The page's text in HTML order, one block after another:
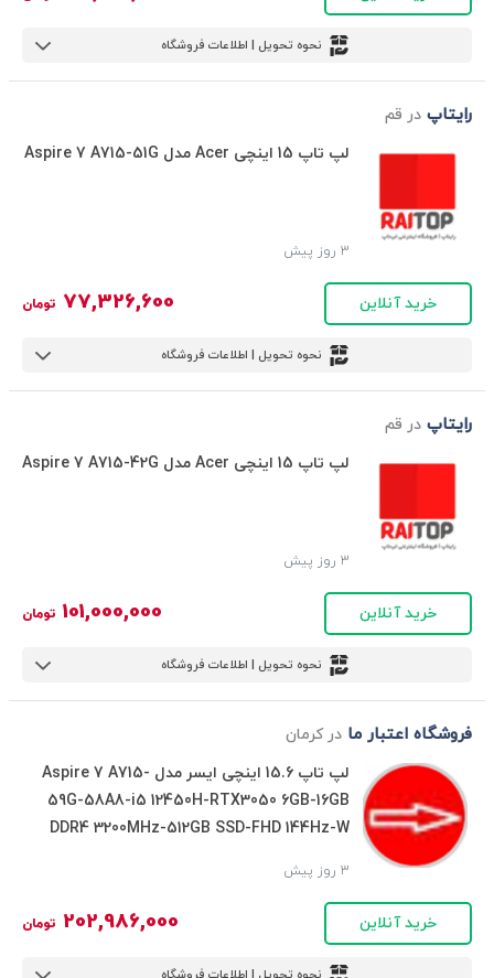
نحوه تحویل | اطلاعات فروشگاه
رایتاپ در قم
لپ تاپ 15 اینچی Acer مدل Aspire 7 A715-51G
3 روز پیش
خرید آنلاین 77,326,600 تومان
نحوه تحویل | اطلاعات فروشگاه
رایتاپ در قم
لپ تاپ 15 اینچی Acer مدل Aspire 7 A715-42G
3 روز پیش
خرید آنلاین 101,000,000 تومان
نحوه تحویل | اطلاعات فروشگاه
فروشگاه اعتبار ما در کرمان
لپ تاپ 15.6 اینچی ایسر مدل Aspire 7 A715-
59G-58A8-i5 12450H-RTX3050 6GB-16GB
DDR4 3200MHz-512GB SSD-FHD 144Hz-W
3 روز پیش
خرید آنلاین 202,986,000 تومان
نحوه تحویل | اطلاعات فروشگاه